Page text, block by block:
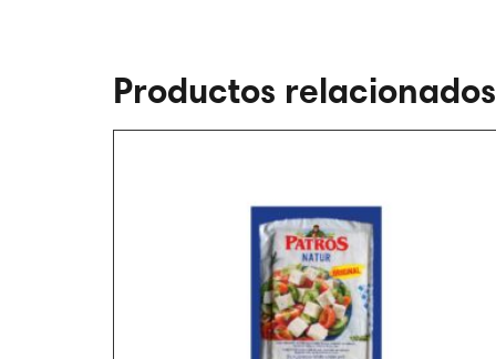
Productos relacionados